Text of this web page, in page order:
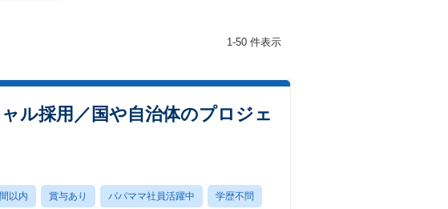
1-50 件表示
ル採用／国や自治体のプロジェ
以内 賞与あり パパママ社員活躍中 学歴不問